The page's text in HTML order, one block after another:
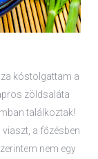
kóstolgattam a
zöldsaláta
találkoztak!
a főzésben
nem egy